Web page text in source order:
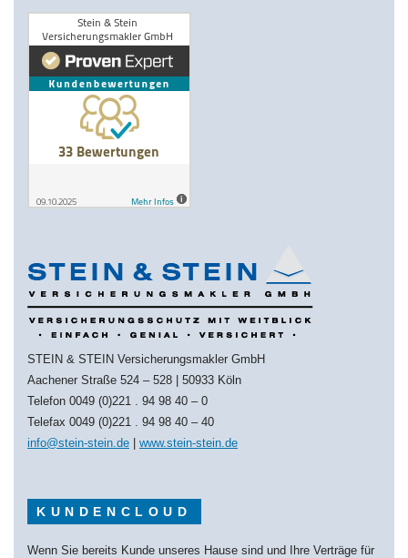
STEIN & STEIN Versicherungsmakler GmbH
Aachener Straße 524 – 528 | 50933 Köln
Telefon 0049 (0)221 . 94 98 40 – 0
Telefax 0049 (0)221 . 94 98 40 – 40
info@stein-stein.de
www.stein-stein.de
KUNDENCLOUD
Wenn Sie bereits Kunde unseres Hause sind und Ihre Verträge für